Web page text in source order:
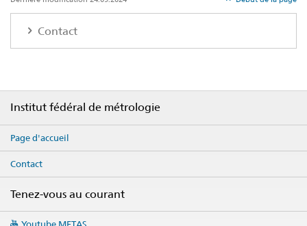
Contact
Institut fédéral de métrologie
Page d'accueil
Contact
Tenez-vous au courant
Social